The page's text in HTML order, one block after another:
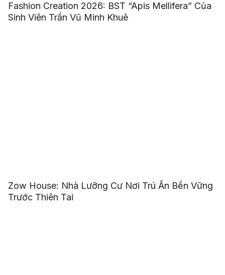
Fashion Creation 2026: BST “Apis Mellifera” Của
Sinh Viên Trần Vũ Minh Khuê
Zow House: Nhà Lưỡng Cư Nơi Trú Ẩn Bền Vững
Trước Thiên Tai